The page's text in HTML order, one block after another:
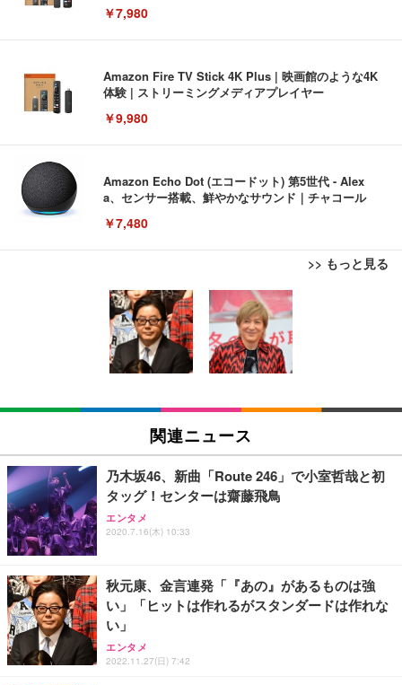
￥7,980
Amazon Fire TV Stick 4K Plus | 映画館のような4K
体験 | ストリーミングメディアプレイヤー
￥9,980
Amazon Echo Dot (エコードット) 第5世代 - Alex
a、センサー搭載、鮮やかなサウンド｜チャコール
￥7,480
>> もっと見る
[EdoErgo] オフィスチェア 椅子 テレワーク 疲れな
い 跳ね上げ式アームレスト コンパクト 約105度ロッ
キング pc 事務椅子 360度回転 座面昇降 強化ナイロ
ン樹脂ベース 通気性メッシュ 在宅ワーク H-WY01
(黒網+黒枠+黒足)
￥5,699
SIHOO B100 オフィスチェア／デスクチェア メッシ
ュチェア 人間工学 疲れない ブラック
￥27,999
Sezlife オフィスチェア デスクチェア 疲れない テレ
ワーク チェア 強化バックレスト 30度ロッキング機
能 人間工学 椅子 腰サポート 90度跳ね上げ式アーム
ョン PCチェア 通気性メッシュ ゲーミング/勉強/事
務用 おしゃれ パソコンチェア (ブラック)
Sezlife オフィスチェア デスクチェア 疲れない テレ
ワーク チェア 強化バックレスト 30度ロッキング機
能 人間工学 椅子 腰サポート 90度跳ね上げ式アーム
レスト 3Dヘッドレスト ハンガー付き 高反発クッシ
EIZO ビジネス向けプレミアムモニター | FlexScan
EV3240X-WT | 31.5型4K UHD・USB Type-C・ホワ
イト
￥105,595
EIZO ビジネス向けプレミアムモニター | FlexScan
￥109,572
【純正品】27"ゲーミングモニター DualSense 充電
フック付き（CFI-ZDM1J）
【整備済み品】Dell E2724HS 27インチ 液晶モニタ
ー フルHD（1920×1080）VA 非光沢 HDMI/DisplayP
ort/VGA スピーカー内蔵 高さ調整 スイベル VESA対
応 ComfortView ビジネス向け
Amazonベーシック ペットシーツ 薄型 レギュラー 1
回使い捨て 無香料 ホワイト 300枚
￥3,373
Amazonベーシック ペットシーツ 厚型 ワイド 42枚
x2袋(84枚) ホワイト(吸収面:ライトブルー)
￥3,234
ネオ・ルーライフ ネオ・オムツ L 中型犬用 26枚入
り 単品
Smart Basic(スマートベーシック) 【Amazon.co.jp
限定】 Smart Basic アイリスオーヤマ ペットシーツ
超厚型 お徳用 ワイド 100枚入 (x 1) (ケース販売)
関連ニュース
乃木坂46、新曲「Route 246」で小室哲哉と初
タッグ！センターは齋藤飛鳥
エンタメ
2020.7.16(木) 10:33
秋元康、金言連発「『あの』があるものは強
い」「ヒットは作れるがスタンダードは作れな
い」
エンタメ
2022.11.27(日) 7:42